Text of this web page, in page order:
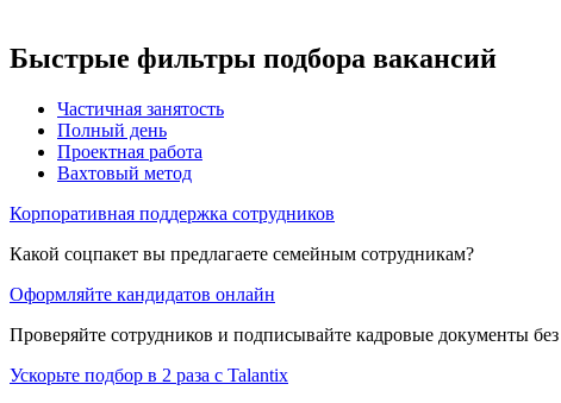
Быстрые фильтры подбора вакансий
Частичная занятость
Полный день
Проектная работа
Вахтовый метод
Корпоративная поддержка сотрудников
Какой соцпакет вы предлагаете семейным сотрудникам?
Оформляйте кандидатов онлайн
Проверяйте сотрудников и подписывайте кадровые документы
Ускорьте подбор в 2 раза с Talantix